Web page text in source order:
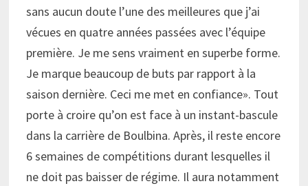
sans aucun doute l’une des meilleures que j’ai
vécues en quatre années passées avec l’équipe
première. Je me sens vraiment en superbe forme.
Je marque beaucoup de buts par rapport à la
saison dernière. Ceci me met en confiance». Tout
porte à croire qu’on est face à un instant-bascule
dans la carrière de Boulbina. Après, il reste encore
6 semaines de compétitions durant lesquelles il
ne doit pas baisser de régime. Il aura notamment